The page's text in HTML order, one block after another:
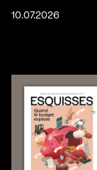
10.07.2026